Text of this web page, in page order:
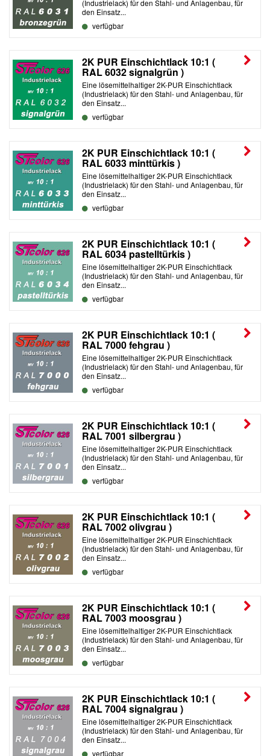
(Industrielack) für den Stahl- und Anlagenbau, für
den Einsatz...
verfügbar
2K PUR Einschichtlack 10:1 (
RAL 6032 signalgrün )
Eine lösemittelhaltiger 2K-PUR Einschichtlack
(Industrielack) für den Stahl- und Anlagenbau, für
den Einsatz...
verfügbar
2K PUR Einschichtlack 10:1 (
RAL 6033 minttürkis )
Eine lösemittelhaltiger 2K-PUR Einschichtlack
(Industrielack) für den Stahl- und Anlagenbau, für
den Einsatz...
verfügbar
2K PUR Einschichtlack 10:1 (
RAL 6034 pastelltürkis )
Eine lösemittelhaltiger 2K-PUR Einschichtlack
(Industrielack) für den Stahl- und Anlagenbau, für
den Einsatz...
verfügbar
2K PUR Einschichtlack 10:1 (
RAL 7000 fehgrau )
Eine lösemittelhaltiger 2K-PUR Einschichtlack
(Industrielack) für den Stahl- und Anlagenbau, für
den Einsatz...
verfügbar
2K PUR Einschichtlack 10:1 (
RAL 7001 silbergrau )
Eine lösemittelhaltiger 2K-PUR Einschichtlack
(Industrielack) für den Stahl- und Anlagenbau, für
den Einsatz...
verfügbar
2K PUR Einschichtlack 10:1 (
RAL 7002 olivgrau )
Eine lösemittelhaltiger 2K-PUR Einschichtlack
(Industrielack) für den Stahl- und Anlagenbau, für
den Einsatz...
verfügbar
2K PUR Einschichtlack 10:1 (
RAL 7003 moosgrau )
Eine lösemittelhaltiger 2K-PUR Einschichtlack
(Industrielack) für den Stahl- und Anlagenbau, für
den Einsatz...
verfügbar
2K PUR Einschichtlack 10:1 (
RAL 7004 signalgrau )
Eine lösemittelhaltiger 2K-PUR Einschichtlack
(Industrielack) für den Stahl- und Anlagenbau, für
den Einsatz...
verfügbar